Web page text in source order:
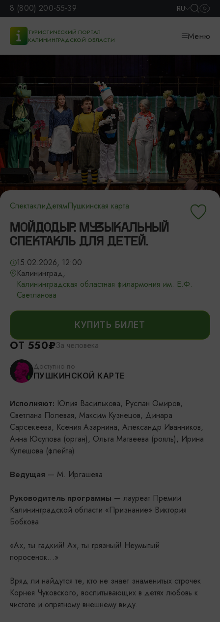
8 (800) 200-55-39 RU
ТУРИСТИЧЕСКИЙ ПОРТАЛ
КАЛИНИНГРАДСКОЙ ОБЛАСТИ
Меню
СпектаклиДетямПушкинская карта
МОЙДОДЫР. МУЗЫКАЛЬНЫЙ
СПЕКТАКЛЬ ДЛЯ ДЕТЕЙ.
15.02.2026, 12:00
Калининград,
Калининградская областная филармония им. Е.Ф.
Светланова
КУПИТЬ БИЛЕТ
ОТ 550₽За человека
Доступно по
ПУШКИНСКОЙ КАРТЕ
Исполняют: Юлия Василькова, Руслан Омиров,
Светлана Полевая, Максим Кузнецов, Динара
Сарсекеева, Ксения Азарнина, Александр Иванников,
Анна Юсупова (орган), Ольга Матвеева (рояль), Ирина
Кулешова (флейта)
Ведущая — М. Иргашева
Руководитель программы — лауреат Премии
Калининградской области «Признание» Виктория
Бобкова
«Ах, ты гадкий! Ах, ты грязный! Неумытый
поросенок...»
Вряд ли найдутся те, кто не знает знаменитых строчек
Корнея Чуковского, воспитывающих в детях любовь к
чистоте и опрятному внешнему виду.